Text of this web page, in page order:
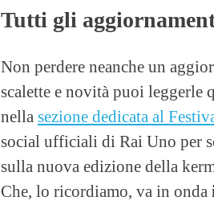
Tutti gli
Non perdere neanche un
scalette e novità puoi leggerle
nella sezione dedicata al
social ufficiali di Rai Uno per
sulla nuova edizione della
Che, lo ricordiamo, va in onda